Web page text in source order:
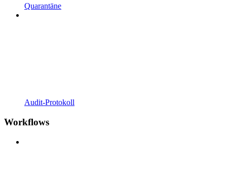
Quarantäne
Audit-Protokoll
Workflows